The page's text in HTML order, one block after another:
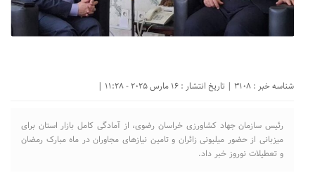
شناسه خبر : 3108 | تاریخ انتشار : 16 مارس 2025 - 11:28 |
رئیس سازمان جهاد کشاورزی خراسان رضوی، از آمادگی کامل بازار استان برای
میزبانی از حضور میلیونی زائران و تامین نیازهای مجاوران در ماه مبارک رمضان
و تعطیلات نوروز خبر داد.